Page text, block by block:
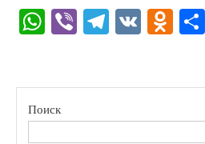
WhatsApp
ViberTelegram
VK
Поиск